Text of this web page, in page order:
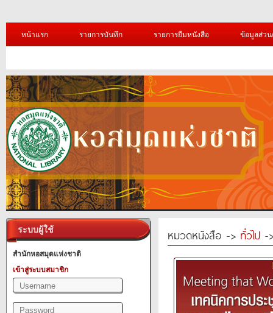
หน้าแรก รายการบันทึก รายการยืมหนังสือ ข้อมูลส่ว
ระบบผู้ใช้
สำนักหอสมุดแห่งชาติ
เข้าสู่ระบบสมาชิก
หมวดหนังสือ -> ทั่วไป -